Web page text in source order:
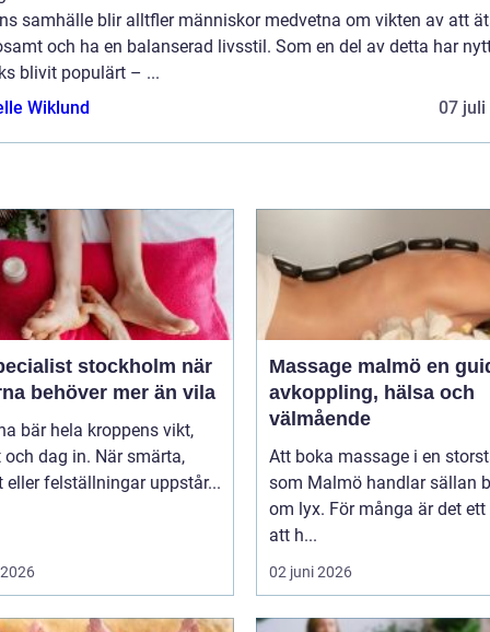
samhälle blir alltfler människor medvetna om vikten av att
och ha en balanserad livsstil. Som en del av detta har
blivit populärt – ...
Wiklund
07 juli
stockholm när
behöver mer än vila
bär hela kroppens vikt,
och dag in. När smärta,
eller felställningar uppstår...
Massage malmö en guide till
avkoppling, hälsa och
välmående
Att boka massage i en
som Malmö handlar sällan
om lyx. För många är det
att h...
02 juni 2026